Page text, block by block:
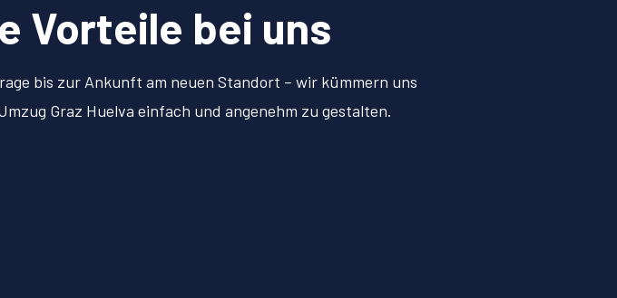
Vorteile bei uns
bis zur Ankunft am neuen Standort – wir kümmern uns
Graz Huelva einfach und angenehm zu gestalten.